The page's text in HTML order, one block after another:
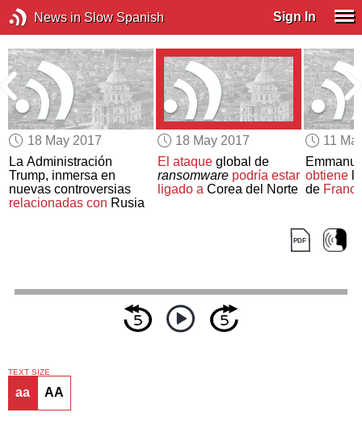
News in Slow Spanish Sign In
18 May 2017
La Administración
Trump, inmersa en
nuevas controversias
relacionadas con Rusia
18 May 2017
El ataqueglobal de
ransomware podría estar
ligado aCorea del Norte
11
obtienela
de
TEXT SIZE
aa AA